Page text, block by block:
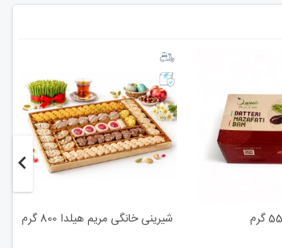
شیرینی خانگی مریم هیلدا 800 گرم